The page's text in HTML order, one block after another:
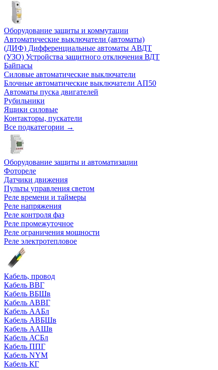
Оборудование защиты и коммутации
Автоматические выключатели (автоматы)
(ДИФ) Дифференциальные автоматы АВДТ
(УЗО) Устройства защитного отключения ВДТ
Байпасы
Силовые автоматические выключатели
Блочные автоматические выключатели АП50
Автоматы пуска двигателей
Рубильники
Ящики силовые
Контакторы, пускатели
Все подкатегории →
Оборудование защиты и автоматизации
Фотореле
Датчики движения
Пульты управления светом
Реле времени и таймеры
Реле напряжения
Реле контроля фаз
Реле промежуточное
Реле ограничения мощности
Реле электротепловое
Кабель, провод
Кабель ВВГ
Кабель ВБШв
Кабель АВВГ
Кабель ААБл
Кабель АВБШв
Кабель ААШв
Кабель АСБл
Кабель ППГ
Кабель NYM
Кабель КГ